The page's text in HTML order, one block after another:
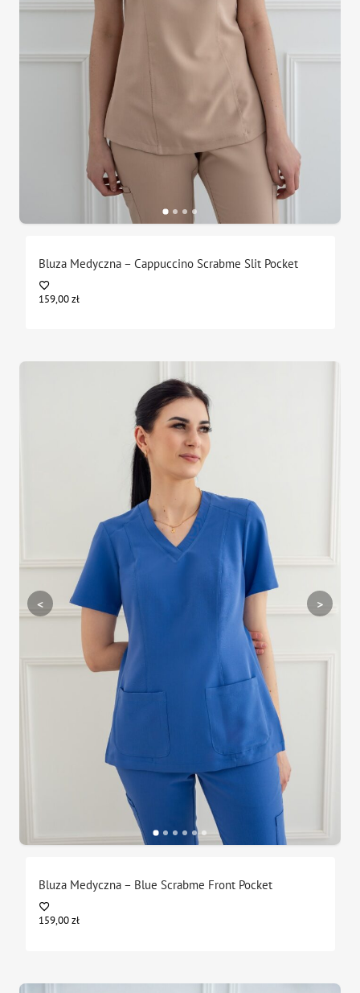
Bluza Medyczna – Cappuccino Scrabme Slit Pocket
159,00zł
< >
Bluza Medyczna – Blue Scrabme Front Pocket
159,00zł